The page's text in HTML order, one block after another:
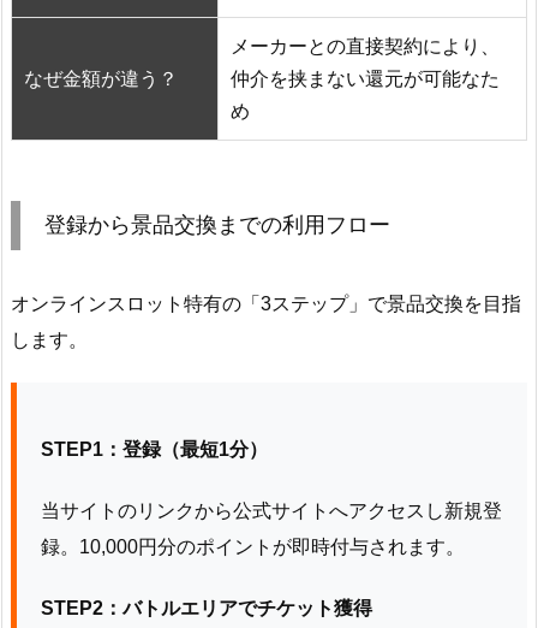
なぜ金額が違う？
メーカーとの直接契約により、
仲介を挟まない還元が可能なた
め
登録から景品交換までの利用フロー
オンラインスロット特有の「3ステップ」で景品交換を目指
します。
STEP1：登録（最短1分）
当サイトのリンクから公式サイトへアクセスし新規登
録。10,000円分のポイントが即時付与されます。
STEP2：バトルエリアでチケット獲得